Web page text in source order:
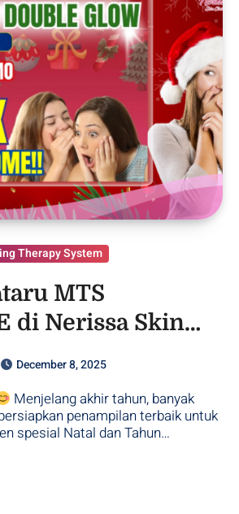
Therapy System
MTS
di Nerissa Skin
!!
December 8, 2025
Menjelang akhir tahun, banyak
penampilan terbaik untuk
spesial Natal dan Tahun…